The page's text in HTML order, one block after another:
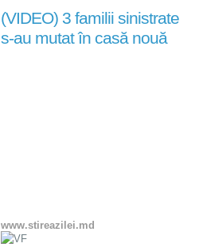
(VIDEO) 3 familii sinistrate
s-au mutat în casă nouă
www.stireazilei.md